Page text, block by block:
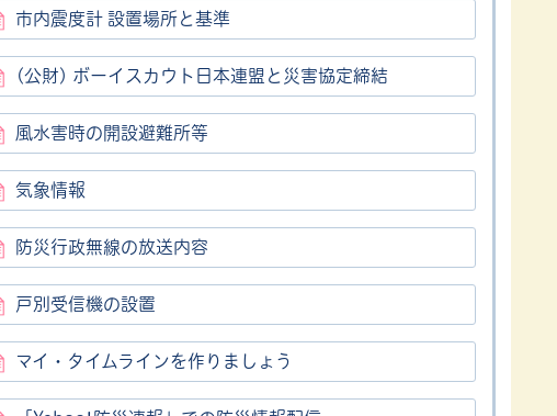
市内震度計 設置場所と基準
(公財) ボーイスカウト日本連盟と災害協定締結
風水害時の開設避難所等
気象情報
防災行政無線の放送内容
戸別受信機の設置
マイ・タイムラインを作りましょう